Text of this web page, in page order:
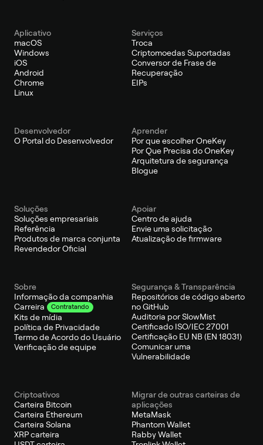
Aplicativo
macOS
Windows
iOS
Android
Chrome
Linux
Serviços
Troca
Criptomoedas Suportadas
Conversor de Frase de
Recuperação
EIPs
Desenvolvedor
O Portal do Desenvolvedor
Aprender
Por que escolher OneKey
Por Que Precisa do OneKey
Arquitetura de segurança
Blogue
Soluções
Soluções empresariais
Referência
Produtos de marca conjunta
Revendedor Oficial
Apoiar
Centro de ajuda
Envie uma solicitação
Atualização de firmware
Sobre
Informação da companhia
Carreira
Contratando
Kits de mídia
política de Privacidade
Termo de Acordo do Usuário
Verificação de equipe
Segurança & Transparência
Repositórios de código aberto
no GitHub
Auditoria por SlowMist
Certificado ISO/IEC 27001
Certificação EU NB (EN 18031)
Comunicar uma
Vulnerabilidade
Criptoativos
Carteira Bitcoin
Carteira Ethereum
Carteira Solana
XRP carteira
Migrar de outras carteiras de
aplicações
MetaMask
Phantom Wallet
Rabby Wallet